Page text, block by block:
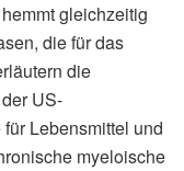
gleichzeitig
die für das
die
US-
Lebensmittel und
myeloische